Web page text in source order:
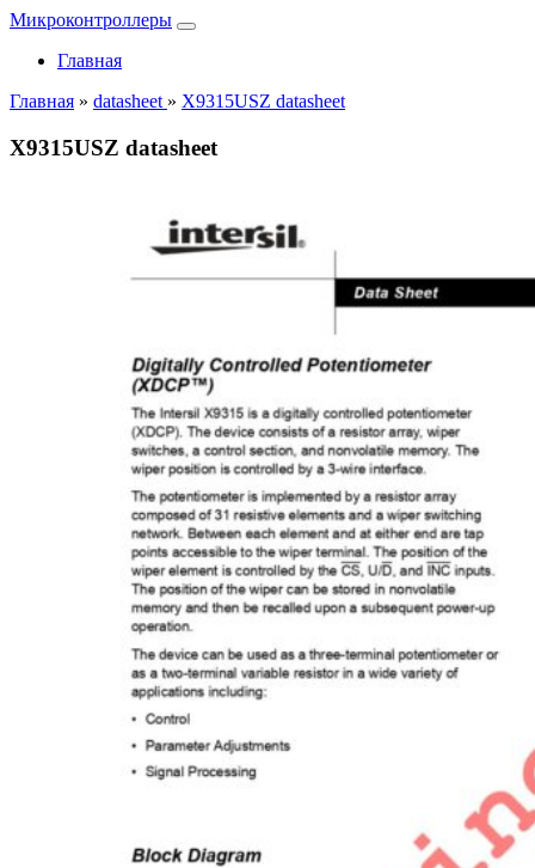
Микроконтроллеры
Главная
Главная » datasheet » X9315USZ datasheet
X9315USZ datasheet